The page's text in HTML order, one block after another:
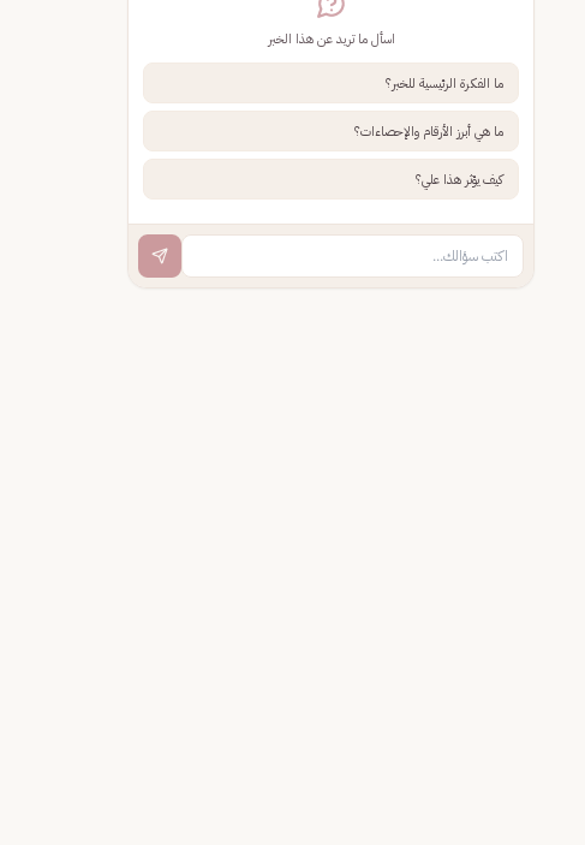
اسأل ما تريد عن هذا الخبر
ما الفكرة الرئيسية للخبر؟
ما هي أبرز الأرقام والإحصاءات؟
كيف يؤثر هذا علي؟